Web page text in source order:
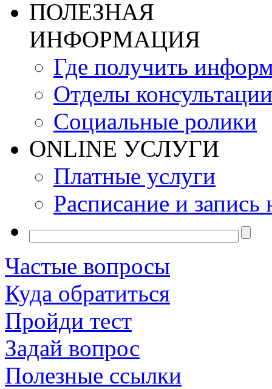
ПОЛЕЗНАЯ
ИНФОРМАЦИЯ
Где получить
Отделы консультации
Социальные ролики
ONLINE УСЛУГИ
Платные услуги
Расписание и запись
Частые вопросы
Куда обратиться
Пройди тест
Задай вопрос
Полезные ссылки